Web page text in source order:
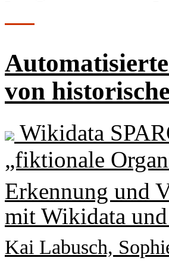
von
Wikidata
„fiktionale
Erkennung und
mit Wikidata
Kai Labusch,